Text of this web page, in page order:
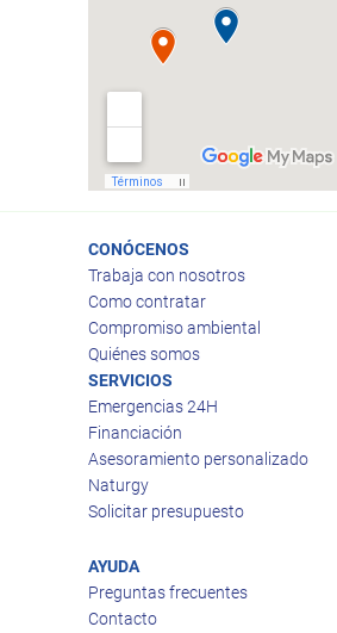
CONÓCENOS
Trabaja con nosotros
Como contratar
Compromiso ambiental
Quiénes somos
SERVICIOS
Emergencias 24H
Financiación
Asesoramiento personalizado
Naturgy
Solicitar presupuesto
AYUDA
Preguntas frecuentes
Contacto